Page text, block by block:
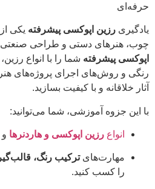
حرفه‌ای
یادگیری رزین اپوکسی پیشرفته یکی
چوب، هنرهای دستی و طراحی
اپوکسی پیشرفته شما را با انواع
رنگی و روش‌های اجرای پروژه‌های
آثار خلاقانه و با کیفیت بسازید.
با این جزوه آموزشی، شما می‌توانید:
انواع رزین اپوکسی و هاردنرها
مهارت‌هایترکیب رنگ،
را کسب کنید.